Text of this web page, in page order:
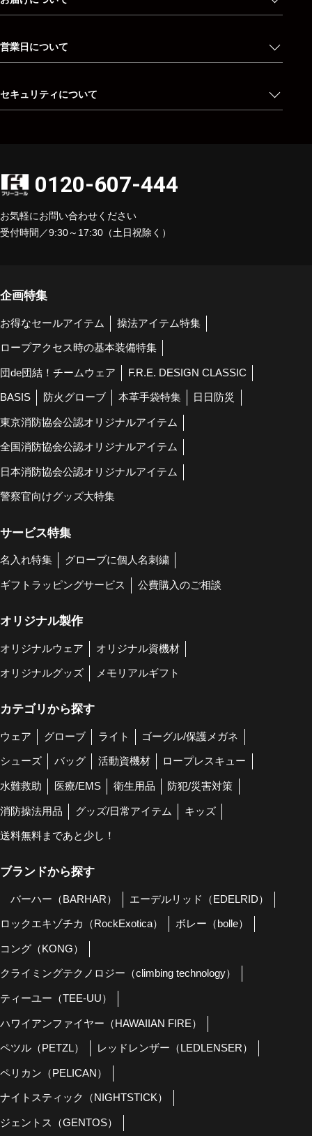
営業日について
セキュリティについて
0120-607-444
お気軽にお問い合わせください
受付時間／9:30～17:30（土日祝除く）
企画特集
お得なセールアイテム 操法アイテム特集
ロープアクセス時の基本装備特集
団de団結！チームウェア F.R.E. DESIGN CLASSIC
BASIS 防火グローブ 本革手袋特集 日日防災
東京消防協会公認オリジナルアイテム
全国消防協会公認オリジナルアイテム
日本消防協会公認オリジナルアイテム
警察官向けグッズ大特集
サービス特集
名入れ特集 グローブに個人名刺繍
ギフトラッピングサービス 公費購入のご相談
オリジナル製作
オリジナルウェア オリジナル資機材
オリジナルグッズ メモリアルギフト
カテゴリから探す
ウェア グローブ ライト ゴーグル/保護メガネ
シューズ バッグ 活動資機材 ロープレスキュー
水難救助 医療/EMS 衛生用品 防犯/災害対策
消防操法用品 グッズ/日常アイテム キッズ
送料無料まであと少し！
ブランドから探す
バーハー（BARHAR） エーデルリッド（EDELRID）
ロックエキゾチカ（RockExotica） ボレー（bolle）
コング（KONG）
クライミングテクノロジー（climbing technology）
ティーユー（TEE-UU）
ハワイアンファイヤー（HAWAIIAN FIRE）
ペツル（PETZL） レッドレンザー（LEDLENSER）
ペリカン（PELICAN）
ナイトスティック（NIGHTSTICK）
ジェントス（GENTOS）